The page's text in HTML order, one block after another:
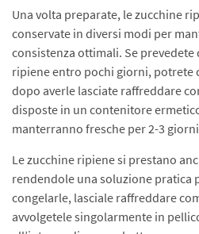
Una volta preparate, le zucchine
conservate in diversi modi per
consistenza ottimali. Se
ripiene entro pochi giorni, potrete
dopo averle lasciate raffreddare
disposte in un contenitore
manterranno fresche per 2-3
Le zucchine ripiene si prestano
rendendole una soluzione pratica
congelarle, lasciale raffreddare
avvolgetele singolarmente in